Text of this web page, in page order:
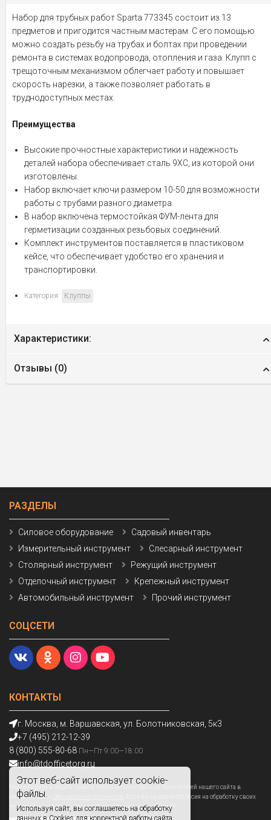
Этот веб-сайт использует cookie-
файлы.
Используя сайт, вы соглашаетесь на обработку
данных в Cookies для корректной работы сайта,
Набор для трубных работ Sparta 773345 состоит из 13
предметов и пригодится частным мастерам. С его помощью
можно создать резьбу на трубах и болтах при проведении
ремонта в системах водопровода, отопления и газа. Клупп с
трещоточным механизмом облегчает работу и повышает
скорость нарезки, а также позволяет работать в
труднодоступных местах.
Преимущества
Высокие прочностные характеристики и надежность
деталей набора обеспечивает сталь 9XC, из которой они
изготовлены.
Набор включает ключи размером 10-50 для возможности
работы с трубами разного диаметра.
В набор включена термостойкая ФУМ-лента для
герметизации созданных резьбовых соединений.
Комплект инструментов поставляется в пластиковом
кейсе, что обеспечивает удобство его хранения и
транспортировки.
Категория: Клуппы
Характеристики:
Отзывы (0)
КОНТАКТЫ
г. Москва, м. Варшавская, ул. Болотниковская, 5к3
+7 (495) 212-12-39
8 (800) 555-80-68 Пн—Пт 9:00—18:00
info@tdofficetorg.ru
Мы получаем и обрабатываем персональные данные посетителей нашего сайта в
соответствии с
. Если вы не даете согласия на обработку своих
персональных данных,вам необходимо покинуть наш сайт.
РАЗДЕЛЫ
Силовое оборудование
Садовый инвентарь
Измерительный инструмент
Слесарный инструмент
Столярный инструмент
Режущий инструмент
Отделочный инструмент
Крепежный инструмент
Автомобильный инструмент
Прочий инструмент
СОЦСЕТИ